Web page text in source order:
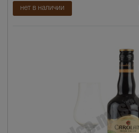
нет в наличии